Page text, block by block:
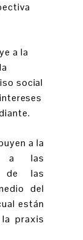
a la
social
a la
a las
de las
del
están
praxis